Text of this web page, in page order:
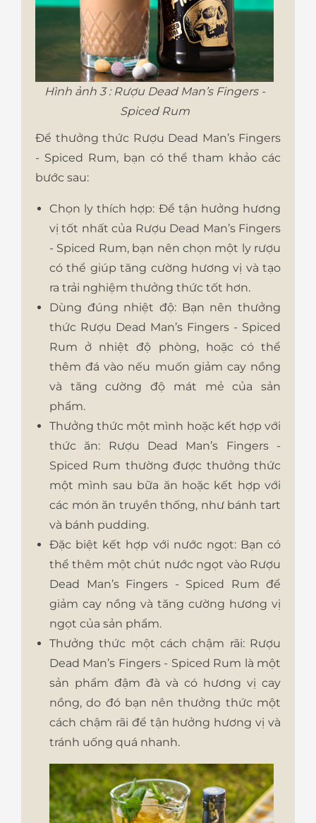
Hình ảnh 3 : Rượu Dead Man’s Fingers -
Spiced Rum
Để thưởng thức Rượu Dead Man’s Fingers
- Spiced Rum, bạn có thể tham khảo các
bước sau:
Chọn ly thích hợp: Để tận hưởng hương
vị tốt nhất của Rượu Dead Man’s Fingers
- Spiced Rum, bạn nên chọn một ly rượu
có thể giúp tăng cường hương vị và tạo
ra trải nghiệm thưởng thức tốt hơn.
Dùng đúng nhiệt độ: Bạn nên thưởng
thức Rượu Dead Man’s Fingers - Spiced
Rum ở nhiệt độ phòng, hoặc có thể
thêm đá vào nếu muốn giảm cay nồng
và tăng cường độ mát mẻ của sản
phẩm.
Thưởng thức một mình hoặc kết hợp với
thức ăn: Rượu Dead Man’s Fingers -
Spiced Rum thường được thưởng thức
một mình sau bữa ăn hoặc kết hợp với
các món ăn truyền thống, như bánh tart
và bánh pudding.
Đặc biệt kết hợp với nước ngọt: Bạn có
thể thêm một chút nước ngọt vào Rượu
Dead Man’s Fingers - Spiced Rum để
giảm cay nồng và tăng cường hương vị
ngọt của sản phẩm.
Thưởng thức một cách chậm rãi: Rượu
Dead Man’s Fingers - Spiced Rum là một
sản phẩm đậm đà và có hương vị cay
nồng, do đó bạn nên thưởng thức một
cách chậm rãi để tận hưởng hương vị và
tránh uống quá nhanh.